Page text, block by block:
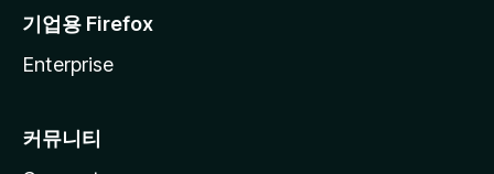
기업용 Firefox
Enterprise
커뮤니티